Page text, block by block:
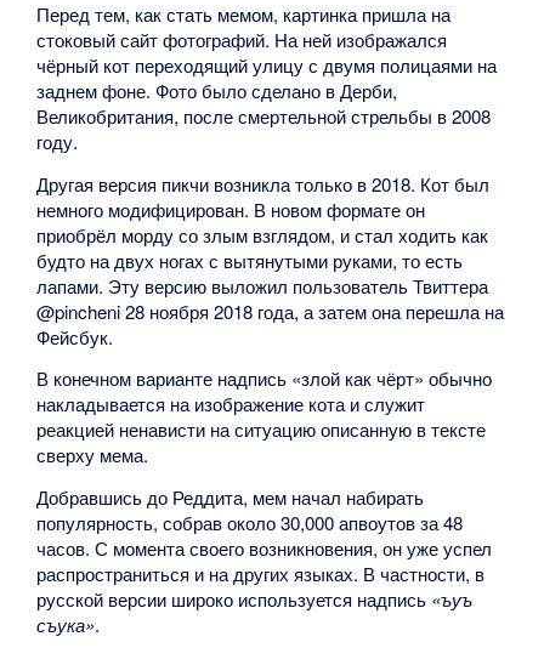
Перед тем, как стать мемом, картинка пришла на
стоковый сайт фотографий. На ней изображался
чёрный кот переходящий улицу с двумя полицаями на
заднем фоне. Фото было сделано в Дерби,
Великобритания, после смертельной стрельбы в 2008
году.
Другая версия пикчи возникла только в 2018. Кот был
немного модифицирован. В новом формате он
приобрёл морду со злым взглядом, и стал ходить как
будто на двух ногах с вытянутыми руками, то есть
лапами. Эту версию выложил пользователь Твиттера
@pincheni 28 ноября 2018 года, а затем она перешла на
Фейсбук.
В конечном варианте надпись «злой как чёрт» обычно
накладывается на изображение кота и служит
реакцией ненависти на ситуацию описанную в тексте
сверху мема.
Добравшись до Реддита, мем начал набирать
популярность, собрав около 30,000 апвоутов за 48
часов. С момента своего возникновения, он уже успел
распространиться и на других языках. В частности, в
русской версии широко используется надпись «ъуъ
съука».